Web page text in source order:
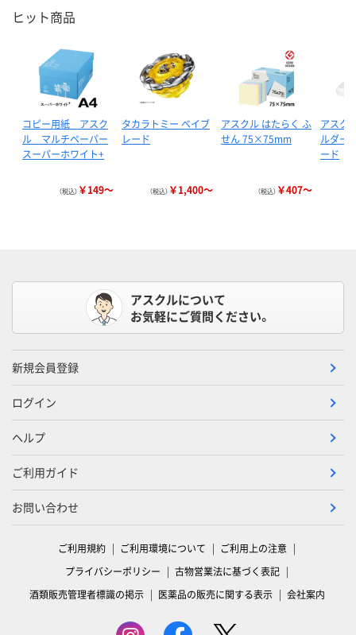
ヒット商品
コピー用紙 アスク
ル マルチペーパー
スーパーホワイト+
（税込） ￥149～
タカラトミー ベイブ
レード
（税込） ￥1,400～
アスクル はたらく ふ
せん 75×75mm
（税込） ￥407～
アスク
ルダー
ード
アスクルについて
お気軽にご質問ください。
新規会員登録
ログイン
ヘルプ
ご利用ガイド
お問い合わせ
ご利用規約 ご利用環境について
ご利用上の注意
プライバシーポリシー
古物営業法に基づく表記
酒類販売管理者標識の掲示
医薬品の販売に関する表示 会社案内